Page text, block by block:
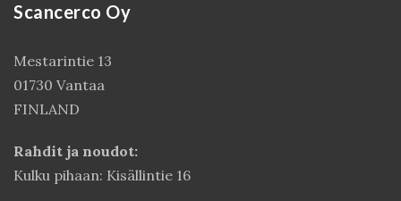
Scancerco Oy
Mestarintie 13
01730 Vantaa
FINLAND
Rahdit ja noudot:
Kulku pihaan: Kisällintie 16